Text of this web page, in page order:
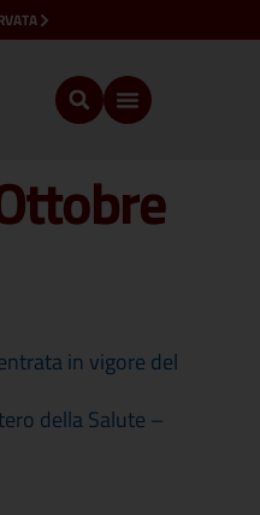
in vigore del
della Salute –